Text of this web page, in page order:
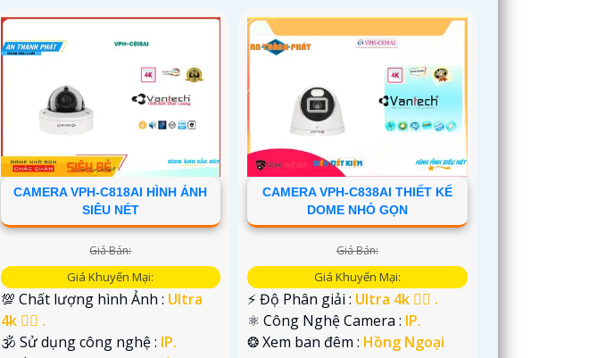
CAMERA VPH-C818AI HÌNH ẢNH
SIÊU NÉT
Giá Bán:
Giá Khuyến Mại:
💯 Chất lượng hình Ảnh : Ultra
4k 👍🏾 .
🕉️ Sử dụng công nghệ : IP.
CAMERA VPH-C838AI THIẾT KẾ
DOME NHỎ GỌN
Giá Bán:
Giá Khuyến Mại:
️⚡ Độ Phân giải : Ultra 4k 👍🏾 .
⚛️ Công Nghệ Camera : IP.
❂ Xem ban đêm : Hồng Ngoại